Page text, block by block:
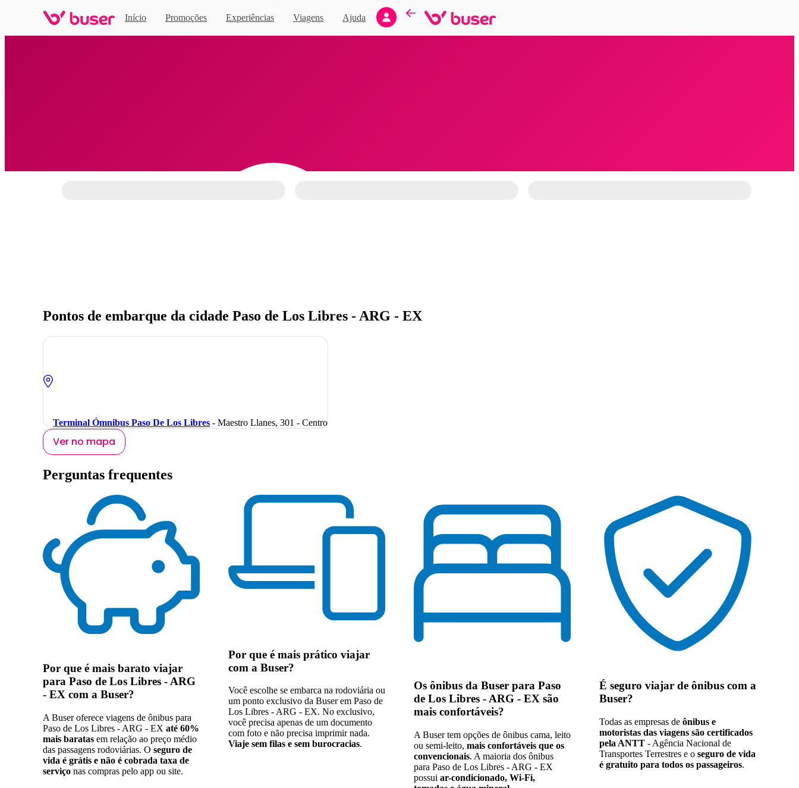
Início Promoções Experiências Viagens Ajuda
Home
Pontos de embarque da cidade Paso de Los Libres - ARG - EX
Terminal Ómnibus Paso De Los Libres - Maestro Llanes, 301 - Centro
Ver no mapa
Perguntas frequentes
Por que é mais barato viajar
para Paso de Los Libres - ARG
- EX com a Buser?
A Buser oferece viagens de ônibus para
Paso de Los Libres - ARG - EX até 60%
mais baratas em relação ao preço médio
das passagens rodoviárias. O seguro de
vida é grátis e não é cobrada taxa de
serviço nas compras pelo app ou site.
Por que é mais prático viajar
com a Buser?
Você escolhe se embarca na rodoviária ou
um ponto exclusivo da Buser em Paso de
Los Libres - ARG - EX. No exclusivo,
você precisa apenas de um documento
com foto e não precisa imprimir nada.
Viaje sem filas e sem burocracias.
Os ônibus da Buser para Paso
de Los Libres - ARG - EX são
mais confortáveis?
A Buser tem opções de ônibus cama, leito
ou semi-leito, mais confortáveis que os
convencionais. A maioria dos ônibus
para Paso de Los Libres - ARG - EX
possui ar-condicionado, Wi-Fi,
É seguro viajar de ônibus com a
Buser?
Todas as empresas de ônibus e
motoristas das viagens são certificados
pela ANTT - Agência Nacional de
Transportes Terrestres e o seguro de vida
é gratuito para todos os passageiros.